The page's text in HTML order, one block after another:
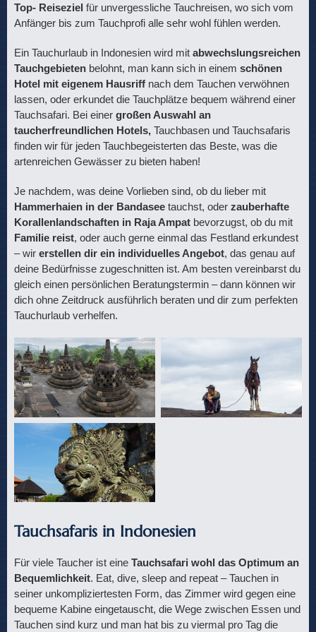
Top- Reiseziel für unvergessliche Tauchreisen, wo sich vom
Anfänger bis zum Tauchprofi alle sehr wohl fühlen werden.
Ein Tauchurlaub in Indonesien wird mit abwechslungsreichen
Tauchgebieten belohnt, man kann sich in einem schönen
Hotel mit eigenem Hausriff nach dem Tauchen verwöhnen
lassen, oder erkundet die Tauchplätze bequem während einer
Tauchsafari. Bei einer großen Auswahl an
taucherfreundlichen Hotels, Tauchbasen und Tauchsafaris
finden wir für jeden Tauchbegeisterten das Beste, was die
artenreichen Gewässer zu bieten haben!
Je nachdem, was deine Vorlieben sind, ob du lieber mit
Hammerhaien in der Bandasee tauchst, oder zauberhafte
Korallenlandschaften in Raja Ampat bevorzugst, ob du mit
Familie reist, oder auch gerne einmal das Festland erkundest
– wir erstellen dir ein individuelles Angebot, das genau auf
deine Bedürfnisse zugeschnitten ist. Am besten vereinbarst du
gleich einen persönlichen Beratungstermin – dann können wir
dich ohne Zeitdruck ausführlich beraten und dir zum perfekten
Tauchurlaub verhelfen.
Tauchsafaris in Indonesien
Für viele Taucher ist eine Tauchsafari wohl das Optimum an
Bequemlichkeit. Eat, dive, sleep and repeat – Tauchen in
seiner unkompliziertesten Form, das Zimmer wird gegen eine
bequeme Kabine eingetauscht, die Wege zwischen Essen und
Tauchen sind kurz und man hat bis zu viermal pro Tag die